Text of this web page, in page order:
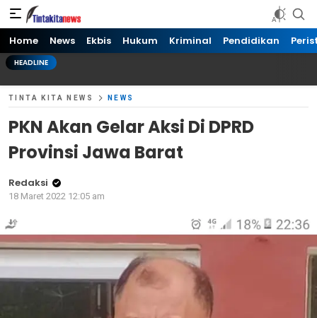
Tinta kita News
Informasi Terkini
Home News Ekbis Hukum Kriminal Pendidikan
HEADLINE
TINTA KITA NEWS NEWS
PKN Akan Gelar Aksi Di DPRD
Provinsi Jawa Barat
Redaksi
18 Maret 2022 12:05 am